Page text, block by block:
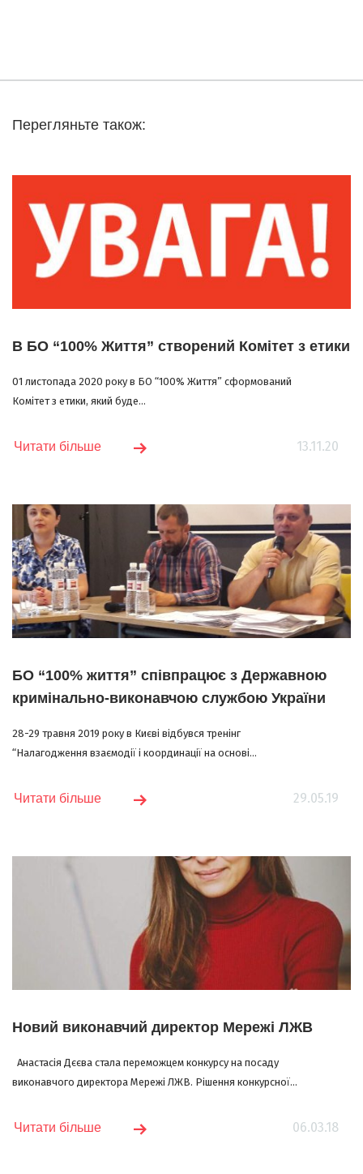
Перегляньте також:
В БО “100% Життя” створений Комітет з етики
01 листопада 2020 року в БО “100% Життя” сформований
Комітет з етики, який буде...
13.11.20
Читати більше
БО “100% життя” співпрацює з Державною
кримінально-виконавчою службою України
28-29 травня 2019 року в Києві відбувся тренінг
“Налагодження взаємодії і координації на основі...
29.05.19
Читати більше
Новий виконавчий директор Мережі ЛЖВ
Анастасія Дєєва стала переможцем конкурсу на посаду
виконавчого директора Мережі ЛЖВ. Рішення конкурсної...
06.03.18
Читати більше